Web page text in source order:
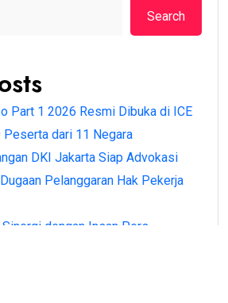
Search
Part 1 2026 Resmi Dibuka di ICE
Peserta dari 11 Negara
DKI Jakarta Siap Advokasi
Pelanggaran Hak Pekerja
dengan Insan Pers